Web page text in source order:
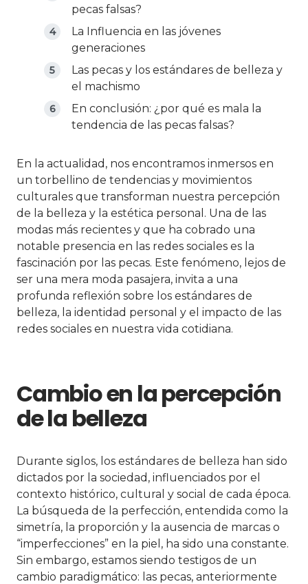
pecas falsas?
La Influencia en las jóvenes
generaciones
Las pecas y los estándares de belleza y
el machismo
En conclusión: ¿por qué es mala la
tendencia de las pecas falsas?
En la actualidad, nos encontramos inmersos en
un torbellino de tendencias y movimientos
culturales que transforman nuestra percepción
de la belleza y la estética personal. Una de las
modas más recientes y que ha cobrado una
notable presencia en las redes sociales es la
fascinación por las pecas. Este fenómeno, lejos de
ser una mera moda pasajera, invita a una
profunda reflexión sobre los estándares de
belleza, la identidad personal y el impacto de las
redes sociales en nuestra vida cotidiana.
Cambio en la percepción
de la belleza
Durante siglos, los estándares de belleza han sido
dictados por la sociedad, influenciados por el
contexto histórico, cultural y social de cada época.
La búsqueda de la perfección, entendida como la
simetría, la proporción y la ausencia de marcas o
“imperfecciones” en la piel, ha sido una constante.
Sin embargo, estamos siendo testigos de un
cambio paradigmático: las pecas, anteriormente